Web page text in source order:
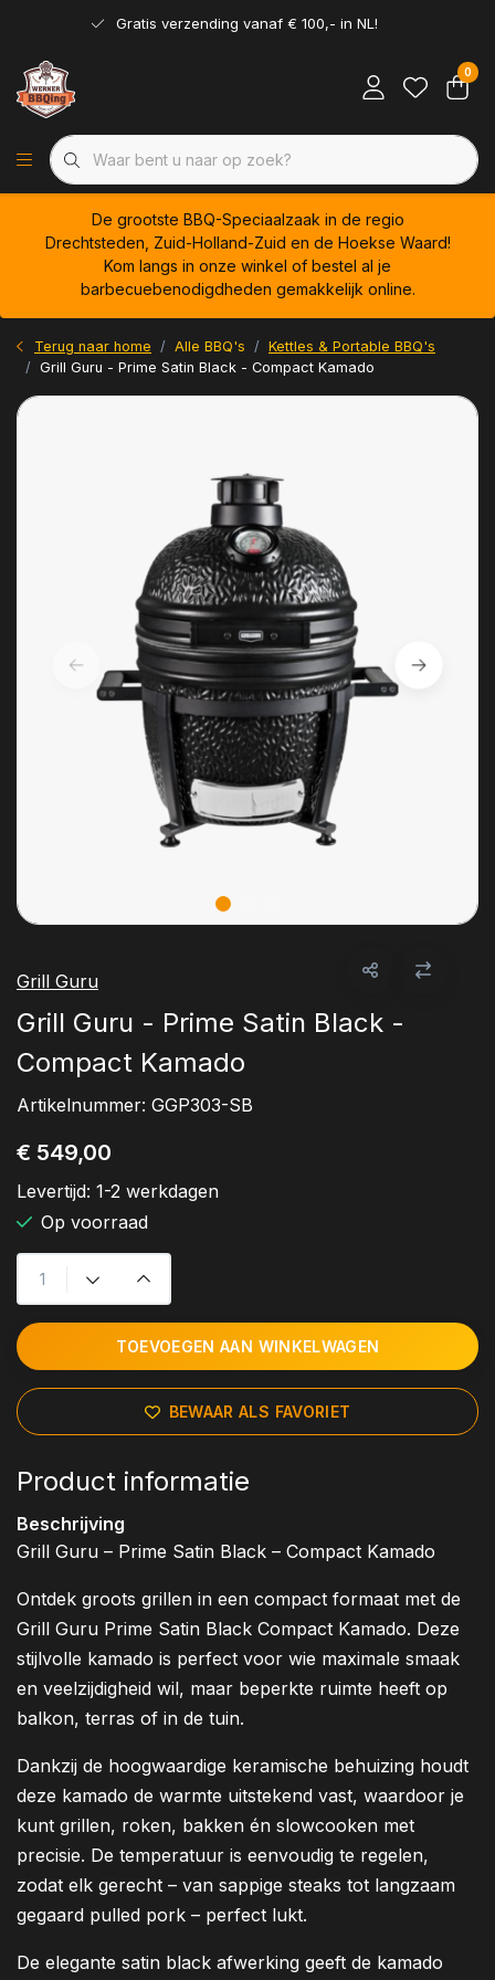
Gratis verzending vanaf € 100,- in NL!
0
De grootste BBQ-Speciaalzaak in de regio
Drechtsteden, Zuid-Holland-Zuid en de Hoekse Waard!
Kom langs in onze winkel of bestel al je
barbecuebenodigdheden gemakkelijk online.
Terug naar home Alle BBQ's
Kettles & Portable BBQ's
Grill Guru - Prime Satin Black - Compact Kamado
Grill Guru
Grill Guru - Prime Satin Black -
Compact Kamado
Artikelnummer: GGP303-SB
€ 549,00
Levertijd: 1-2 werkdagen
Op voorraad
TOEVOEGEN AAN WINKELWAGEN
BEWAAR ALS FAVORIET
Product informatie
Beschrijving
Grill Guru – Prime Satin Black – Compact Kamado
Ontdek groots grillen in een compact formaat met de
Grill Guru Prime Satin Black Compact Kamado. Deze
stijlvolle kamado is perfect voor wie maximale smaak
en veelzijdigheid wil, maar beperkte ruimte heeft op
balkon, terras of in de tuin.
Dankzij de hoogwaardige keramische behuizing houdt
deze kamado de warmte uitstekend vast, waardoor je
kunt grillen, roken, bakken én slowcooken met
precisie. De temperatuur is eenvoudig te regelen,
zodat elk gerecht – van sappige steaks tot langzaam
gegaard pulled pork – perfect lukt.
De elegante satin black afwerking geeft de kamado